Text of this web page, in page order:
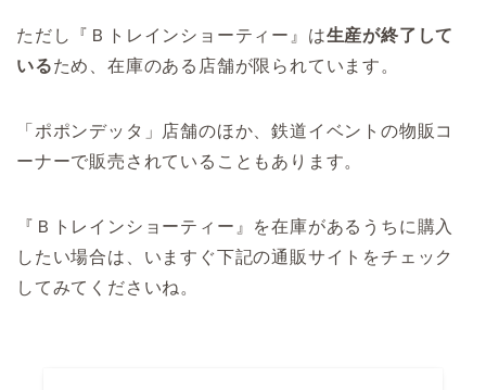
ただし『Ｂトレインショーティー』は生産が終了して
いるため、在庫のある店舗が限られています。
「ポポンデッタ」店舗のほか、鉄道イベントの物販コ
ーナーで販売されていることもあります。
『Ｂトレインショーティー』を在庫があるうちに購入
したい場合は、いますぐ下記の通販サイトをチェック
してみてくださいね。